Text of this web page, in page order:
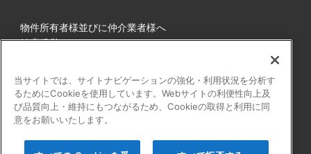
物件所有者様並びに仲介業者様へ
健康経営
プライバシーポリシー
障害者の表記について
当サイトでは、サイトナビゲーションの強化・利用状況を分析す
るためにCookieを使用しています。Webサイトの利便性向上及
び品質向上・維持にもつながるため、Cookieの取得と利用に同
意をお願いいたします。